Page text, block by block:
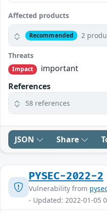
Affected products
Recommended 2
Threats
Impact
important
References
58 references
JSON Share
PYSEC-2022-2
Vulnerability from
- Updated: 2022-01-05